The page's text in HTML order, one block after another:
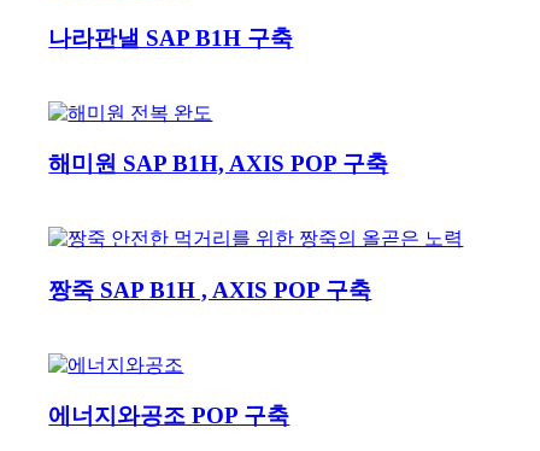
나라판낼 SAP B1H 구축
해미원 SAP B1H, AXIS POP 구축
짱죽 SAP B1H , AXIS POP 구축
에너지와공조 POP 구축